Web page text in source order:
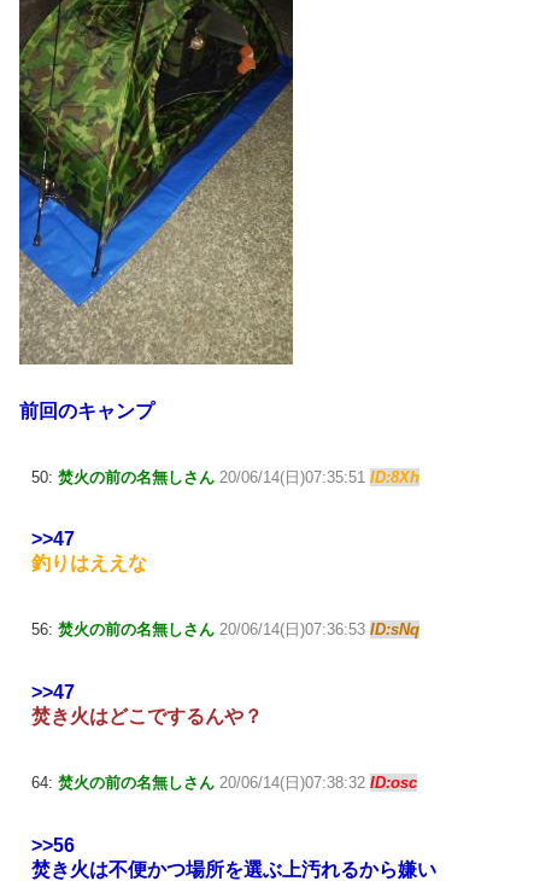
前回のキャンプ
50: 焚火の前の名無しさん 20/06/14(日)07:35:51 ID:8Xh
>>47
釣りはええな
56: 焚火の前の名無しさん 20/06/14(日)07:36:53 ID:sNq
>>47
焚き火はどこでするんや？
64: 焚火の前の名無しさん 20/06/14(日)07:38:32 ID:osc
>>56
焚き火は不便かつ場所を選ぶ上汚れるから嫌い